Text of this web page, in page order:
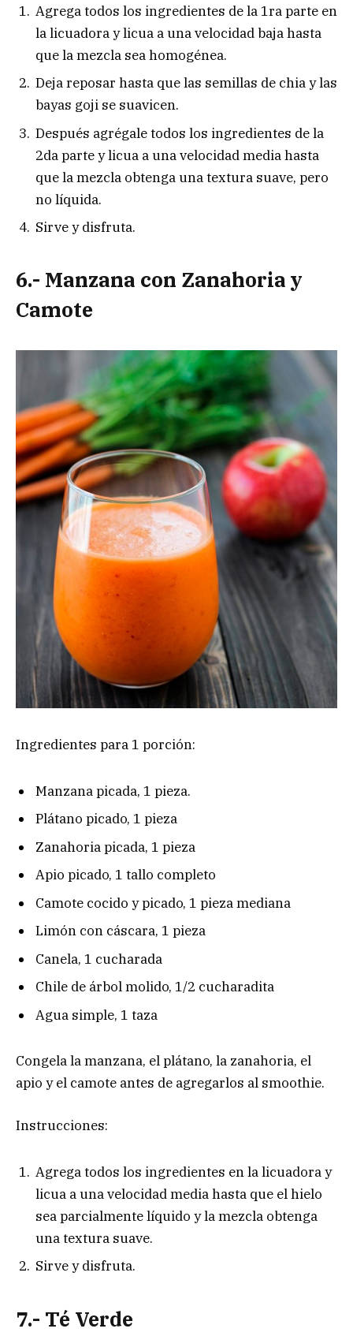
Agrega todos los ingredientes de la 1ra parte en
la licuadora y licua a una velocidad baja hasta
que la mezcla sea homogénea.
Deja reposar hasta que las semillas de chia y las
bayas goji se suavicen.
Después agrégale todos los ingredientes de la
2da parte y licua a una velocidad media hasta
que la mezcla obtenga una textura suave, pero
no líquida.
Sirve y disfruta.
6.- Manzana con Zanahoria y
Camote
Ingredientes para 1 porción:
Manzana picada, 1 pieza.
Plátano picado, 1 pieza
Zanahoria picada, 1 pieza
Apio picado, 1 tallo completo
Camote cocido y picado, 1 pieza mediana
Limón con cáscara, 1 pieza
Canela, 1 cucharada
Chile de árbol molido, 1/2 cucharadita
Agua simple, 1 taza
Congela la manzana, el plátano, la zanahoria, el
apio y el camote antes de agregarlos al smoothie.
Instrucciones:
Agrega todos los ingredientes en la licuadora y
licua a una velocidad media hasta que el hielo
sea parcialmente líquido y la mezcla obtenga
una textura suave.
Sirve y disfruta.
7.- Té Verde